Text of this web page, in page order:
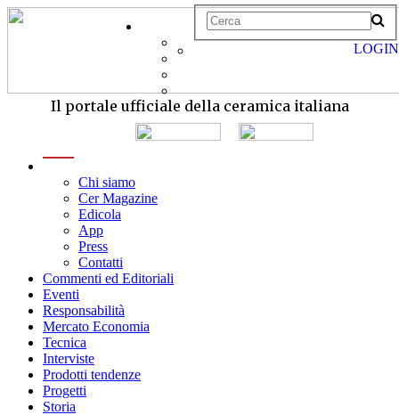
Il portale ufficiale della ceramica italiana
Chi siamo
Cer Magazine
Edicola
App
Press
Contatti
Commenti ed Editoriali
Eventi
Responsabilità
Mercato Economia
Tecnica
Interviste
Prodotti tendenze
Progetti
Storia
LOGIN